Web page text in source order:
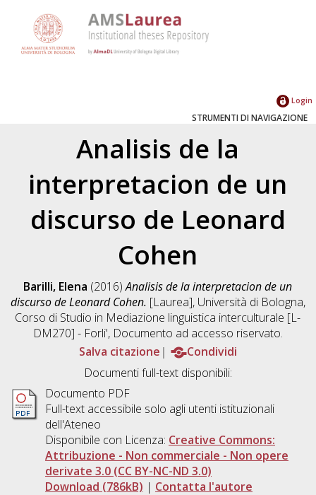
Login
STRUMENTI DI NAVIGAZIONE
Analisis de la
interpretacion de un
discurso de Leonard
Cohen
Barilli, Elena (2016)Analisis de la interpretacion de un
discurso de Leonard Cohen. [Laurea], Università di Bologna,
Corso di Studio in Mediazione linguistica interculturale [L-
DM270] - Forli', Documento ad accesso riservato.
Salva citazione
Condividi
Documenti full-text disponibili:
Documento PDF
Full-text accessibile solo agli utenti istituzionali
dell'Ateneo
Disponibile con Licenza: Creative Commons:
Attribuzione - Non commerciale - Non opere
derivate 3.0 (CC BY-NC-ND 3.0)
Download (786kB) | Contatta l'autore